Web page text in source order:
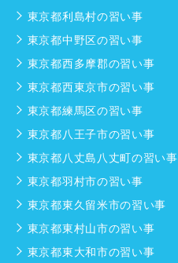
東京都利島村の習い事
東京都中野区の習い事
東京都西多摩郡の習い事
東京都西東京市の習い事
東京都練馬区の習い事
東京都八王子市の習い事
東京都八丈島八丈町の習い事
東京都羽村市の習い事
東京都東久留米市の習い事
東京都東村山市の習い事
東京都東大和市の習い事